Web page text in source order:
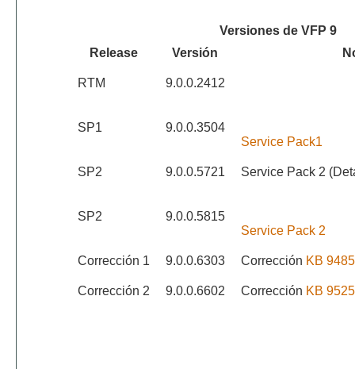
Versiones de VFP 9
Release
Versión
RTM 9.0.0.2412
SP1
9.0.0.3504
Service Pack1
SP2 9.0.0.5721 Service Pack 2
SP2
9.0.0.5815
Service Pack 2
Corrección 1 9.0.0.6303 Corrección KB
Corrección 2 9.0.0.6602 Corrección KB